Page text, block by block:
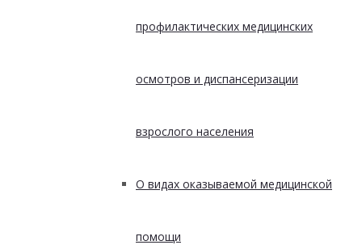
профилактических медицинских
осмотров и диспансеризации
взрослого населения
О видах оказываемой медицинской
помощи